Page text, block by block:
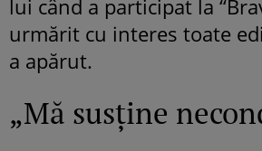
lui când a participat la
urmărit cu interes toate
a apărut.
„Mă susține